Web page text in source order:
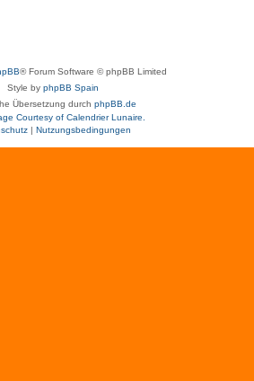
® Forum Software © phpBB Limited
Style by phpBB Spain
Übersetzung durch phpBB.de
Courtesy of Calendrier Lunaire.
| Nutzungsbedingungen